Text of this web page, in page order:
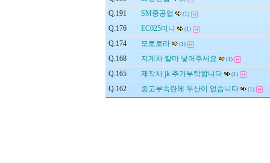
Q.191 SM중공업 (1)
Q.176 EC025미니 (1)
Q.174 모토로라 (1)
Q.168 지게차 칼마 넣어주세요 (1)
Q.165 제작사 jk 추가부탁합니다 (1)
Q.162 중고부속란에 두산이 없습니다 (1)